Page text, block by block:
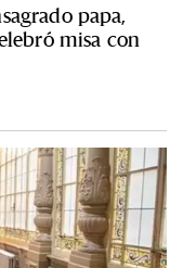
papa,
misa con